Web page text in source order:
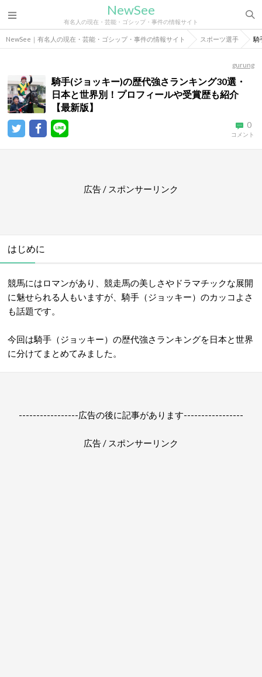
NewSee
有名人の現在・芸能・ゴシップ・事件の情報サイト
NewSee｜有名人の現在・芸能・ゴシップ・事件の情報サイト スポーツ選手 騎
gurung
騎手(ジョッキー)の歴代強さランキング30選・
日本と世界別！プロフィールや受賞歴も紹介
【最新版】
0
コメント
広告 / スポンサーリンク
はじめに
競馬にはロマンがあり、競走馬の美しさやドラマチックな展開
に魅せられる人もいますが、騎手（ジョッキー）のカッコよさ
も話題です。
今回は騎手（ジョッキー）の歴代強さランキングを日本と世界
に分けてまとめてみました。
-----------------広告の後に記事があります-----------------
広告 / スポンサーリンク